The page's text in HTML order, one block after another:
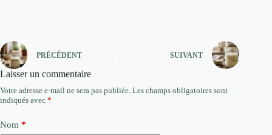
PRÉCÉDENT SUIVANT
Laisser un commentaire
Votre adresse e-mail ne sera pas publiée. Les champs obligatoires sont
indiqués avec *
Nom *